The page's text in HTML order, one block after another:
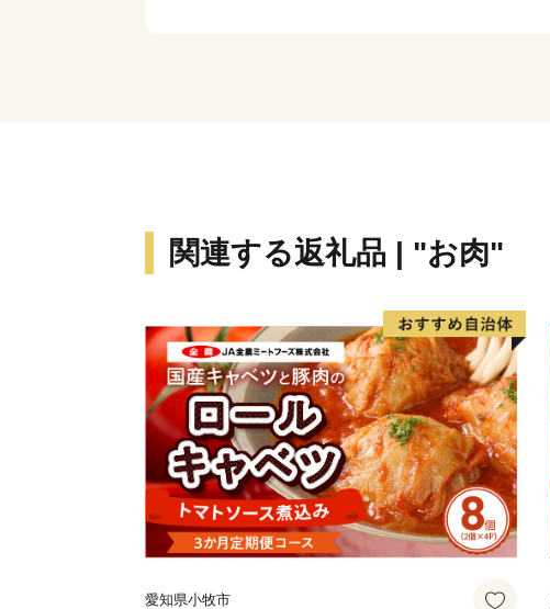
関連する返礼品 | "お肉"
愛知県小牧市